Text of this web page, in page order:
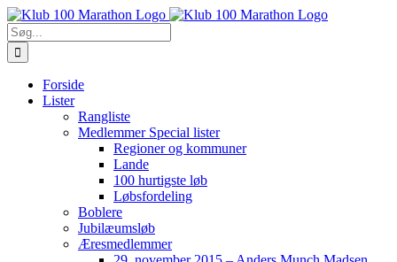
Skip
to
content
Søg
efter:
Forside
Lister
Rangliste
Medlemmer Special lister
Regioner og kommuner
Lande
100 hurtigste løb
Løbsfordeling
Boblere
Jubilæumsløb
Æresmedlemmer